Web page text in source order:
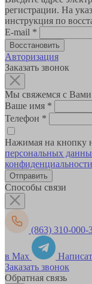
регистрации. На
инструкция по
E-mail *
Авторизация
Заказать звонок
Мы свяжемся с
Ваше имя *
Телефон *
Нажимая на кнопку
персональных
конфиденциальности
Способы связи
(863) 310-000-
в Max
Заказать звонок
Обратная связь